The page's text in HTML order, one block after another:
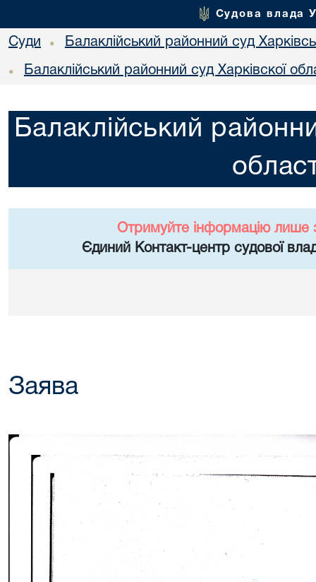
Судова влада
Суди • Балаклійський районний суд
• Балаклійський районний суд Харківскої
Балаклійський
Отримуйте інформацію лише
Єдиний Контакт-центр судової
Заява